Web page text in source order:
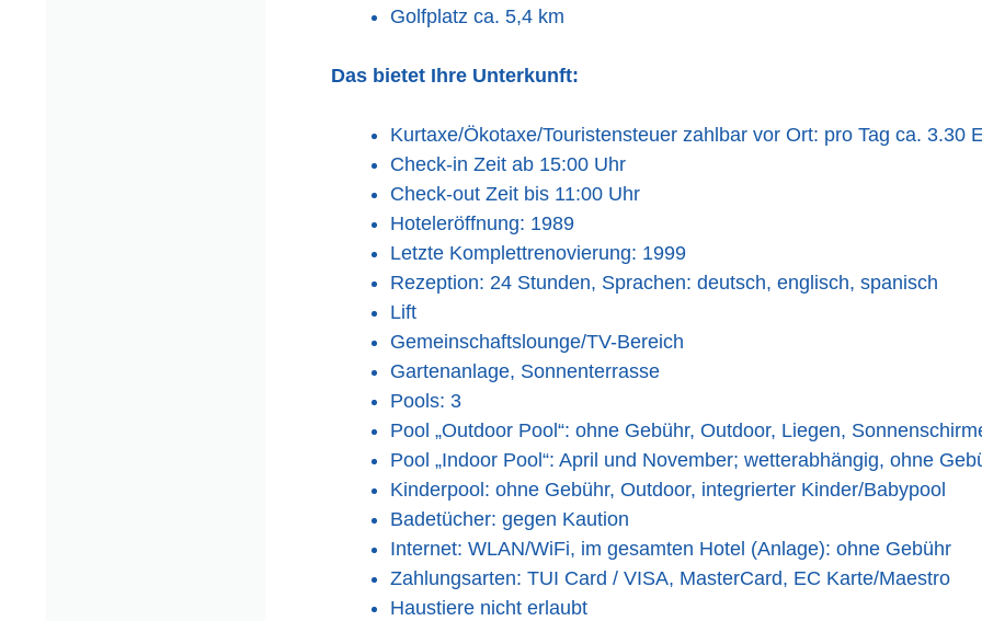
Golfplatz ca. 5,4 km
Das bietet Ihre Unterkunft:
Kurtaxe/Ökotaxe/Touristensteuer zahlbar vor Ort: pro Tag ca. 3.30
Check-in Zeit ab 15:00 Uhr
Check-out Zeit bis 11:00 Uhr
Hoteleröffnung: 1989
Letzte Komplettrenovierung: 1999
Rezeption: 24 Stunden, Sprachen: deutsch, englisch, spanisch
Lift
Gemeinschaftslounge/TV-Bereich
Gartenanlage, Sonnenterrasse
Pools: 3
Pool „Outdoor Pool“: ohne Gebühr, Outdoor, Liegen,
Pool „Indoor Pool“: April und November; wetterabhängig, ohne
Kinderpool: ohne Gebühr, Outdoor, integrierter Kinder/Babypool
Badetücher: gegen Kaution
Internet: WLAN/WiFi, im gesamten Hotel (Anlage): ohne Gebühr
Zahlungsarten: TUI Card / VISA, MasterCard, EC Karte/Maestro
Haustiere nicht erlaubt